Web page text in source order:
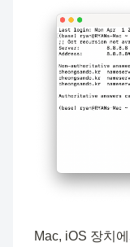
Mac, iOS 장치